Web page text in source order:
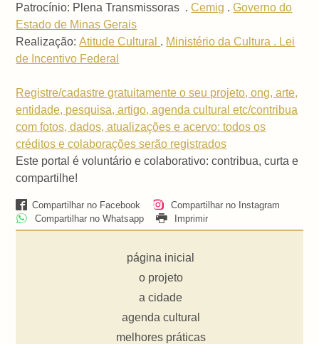
Patrocínio: Plena Transmissoras .Cemig .Governo do
Estado de Minas Gerais
Realização:Atitude Cultural . Ministério da Cultura . Lei
de Incentivo Federal
Registre/cadastre gratuitamente o seu projeto, ong, arte,
entidade, pesquisa, artigo, agenda cultural etc/contribua
com fotos, dados, atualizações e acervo: todos os
créditos e colaborações serão registrados
Este portal é voluntário e colaborativo: contribua, curta e
compartilhe!
Compartilhar no Facebook
Compartilhar no Instagram
Compartilhar no Whatsapp
Imprimir
página inicial
o projeto
a cidade
agenda cultural
melhores práticas